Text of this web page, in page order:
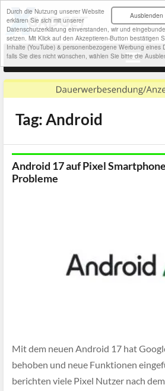
Ausblenden
Durch die Nutzung unserer Website
erklären Sie sich mit unserer
Datenschutzerklärung einverstanden, wir und
setzen. Mit Klick auf den Akzeptieren-Button bestätigen
Inhalte (YouTube) & personenbezogene Werbung eines
falls Sie dies nicht wünschen, wählen Sie bitte die
Tag: Android
Android 17 auf Pixel
Probleme
Mit dem neuen Android 17 hat
behoben und neue Funktionen
berichten viele Pixel Nutzer nach